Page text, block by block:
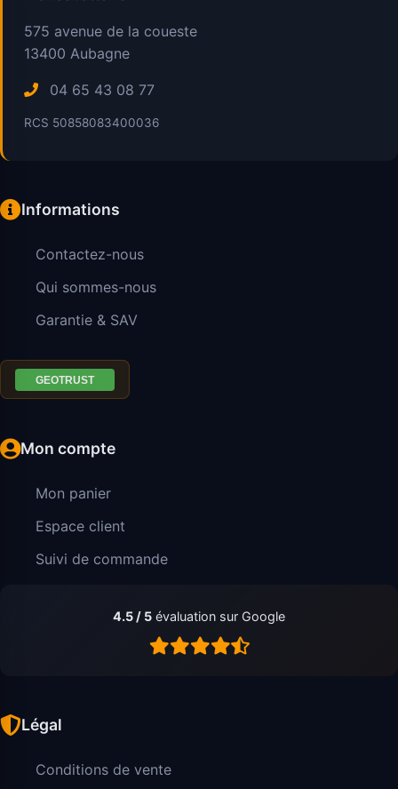
575 avenue de la coueste
13400 Aubagne
04 65 43 08 77
RCS 50858083400036
Informations
Contactez-nous
Qui sommes-nous
Garantie & SAV
Mon compte
Mon panier
Espace client
Suivi de commande
4.5 / 5 évaluation sur Google
Légal
Conditions de vente